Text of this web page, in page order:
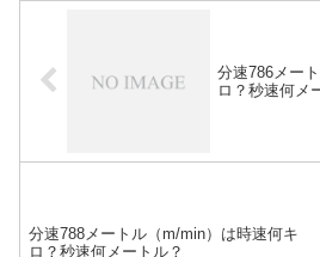
分速786メー
ロ？秒速何メ
分速788メートル（m/min）は時速何キ
ロ？秒速何メートル？